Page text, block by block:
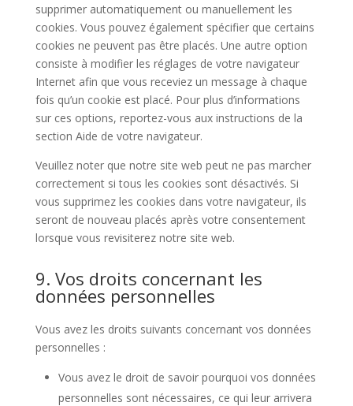
supprimer automatiquement ou manuellement les
cookies. Vous pouvez également spécifier que certains
cookies ne peuvent pas être placés. Une autre option
consiste à modifier les réglages de votre navigateur
Internet afin que vous receviez un message à chaque
fois qu’un cookie est placé. Pour plus d’informations
sur ces options, reportez-vous aux instructions de la
section Aide de votre navigateur.
Veuillez noter que notre site web peut ne pas marcher
correctement si tous les cookies sont désactivés. Si
vous supprimez les cookies dans votre navigateur, ils
seront de nouveau placés après votre consentement
lorsque vous revisiterez notre site web.
9. Vos droits concernant les
données personnelles
Vous avez les droits suivants concernant vos données
personnelles :
Vous avez le droit de savoir pourquoi vos données
personnelles sont nécessaires, ce qui leur arrivera